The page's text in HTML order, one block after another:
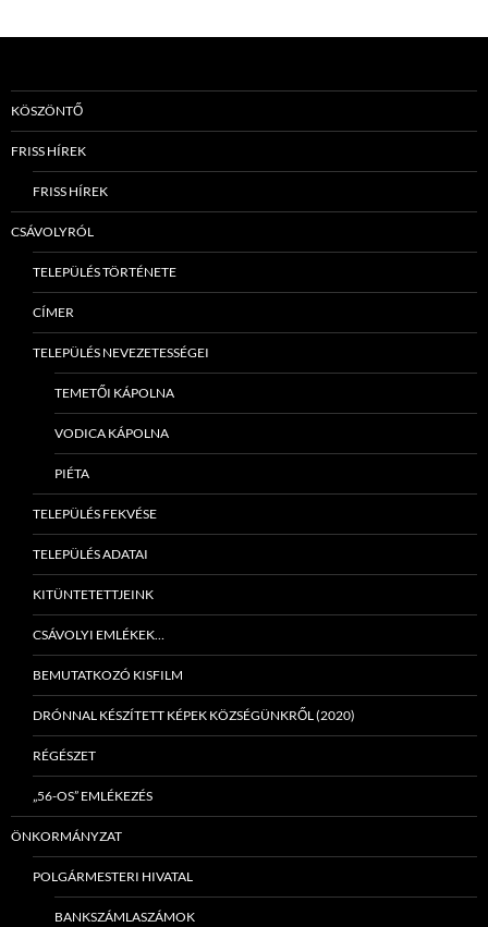
KÖSZÖNTŐ
FRISS HÍREK
FRISS HÍREK
CSÁVOLYRÓL
TELEPÜLÉS TÖRTÉNETE
CÍMER
TELEPÜLÉS NEVEZETESSÉGEI
TEMETŐI KÁPOLNA
VODICA KÁPOLNA
PIÉTA
TELEPÜLÉS FEKVÉSE
TELEPÜLÉS ADATAI
KITÜNTETETTJEINK
CSÁVOLYI EMLÉKEK…
BEMUTATKOZÓ KISFILM
DRÓNNAL KÉSZÍTETT KÉPEK KÖZSÉGÜNKRŐL (2020)
RÉGÉSZET
„56-OS” EMLÉKEZÉS
ÖNKORMÁNYZAT
POLGÁRMESTERI HIVATAL
BANKSZÁMLASZÁMOK